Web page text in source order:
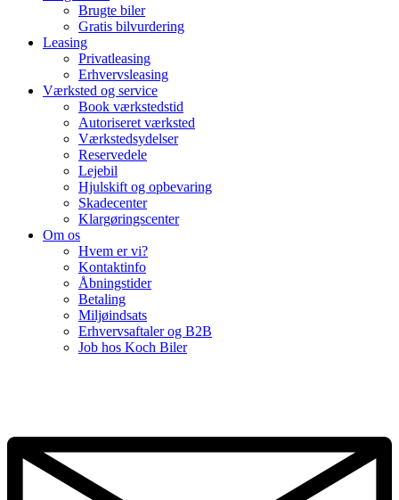
Brugte biler
Gratis bilvurdering
Leasing
Privatleasing
Erhvervsleasing
Værksted og service
Book værkstedstid
Autoriseret værksted
Værkstedsydelser
Reservedele
Lejebil
Hjulskift og opbevaring
Skadecenter
Klargøringscenter
Om os
Hvem er vi?
Kontaktinfo
Åbningstider
Betaling
Miljøindsats
Erhvervsaftaler og B2B
Job hos Koch Biler